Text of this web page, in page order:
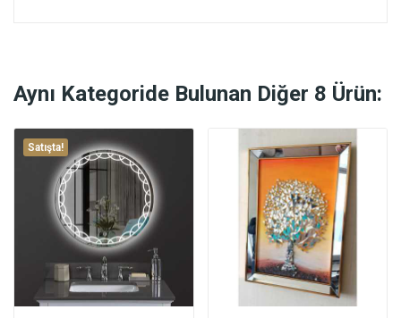
Aynı Kategoride Bulunan Diğer 8 Ürün:
Satışta!